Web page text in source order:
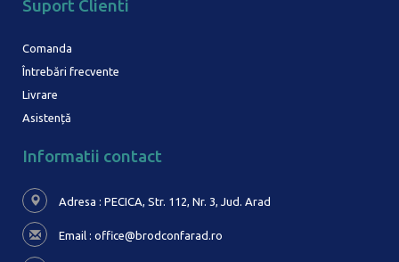
Suport Clienti
Comanda
Întrebări frecvente
Livrare
Asistență
Informatii contact
Adresa : PECICA, Str. 112, Nr. 3, Jud. Arad
Email : office@brodconfarad.ro